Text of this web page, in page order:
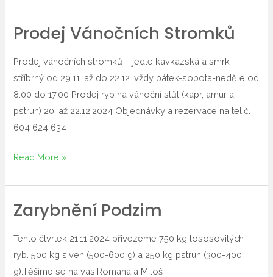
Prodej Vánočních Stromků
Prodej vánočních stromků – jedle kavkazská a smrk
stříbrný od 29.11. až do 22.12. vždy pátek-sobota-neděle od
8.00 do 17.00 Prodej ryb na vánoční stůl (kapr, amur a
pstruh) 20. až 22.12.2024 Objednávky a rezervace na tel.č.
604 624 634
Prodej
stromků
Read More »
Zarybnění Podzim
Tento čtvrtek 21.11.2024 přivezeme 750 kg lososovitých
ryb. 500 kg siven (500-600 g) a 250 kg pstruh (300-400
g).Těšíme se na vás!Romana a Miloš
Zarybnění
podzim